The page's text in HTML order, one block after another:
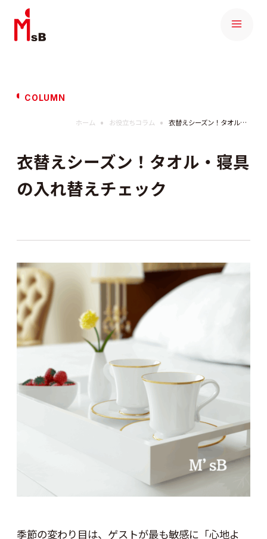
COLUMN
ホーム お役立ちコラム 衣替えシーズン！タオル・寝具の入れ替えチェック
衣替えシーズン！タオル・寝具
の入れ替えチェック
季節の変わり目は、ゲストが最も敏感に「心地よ